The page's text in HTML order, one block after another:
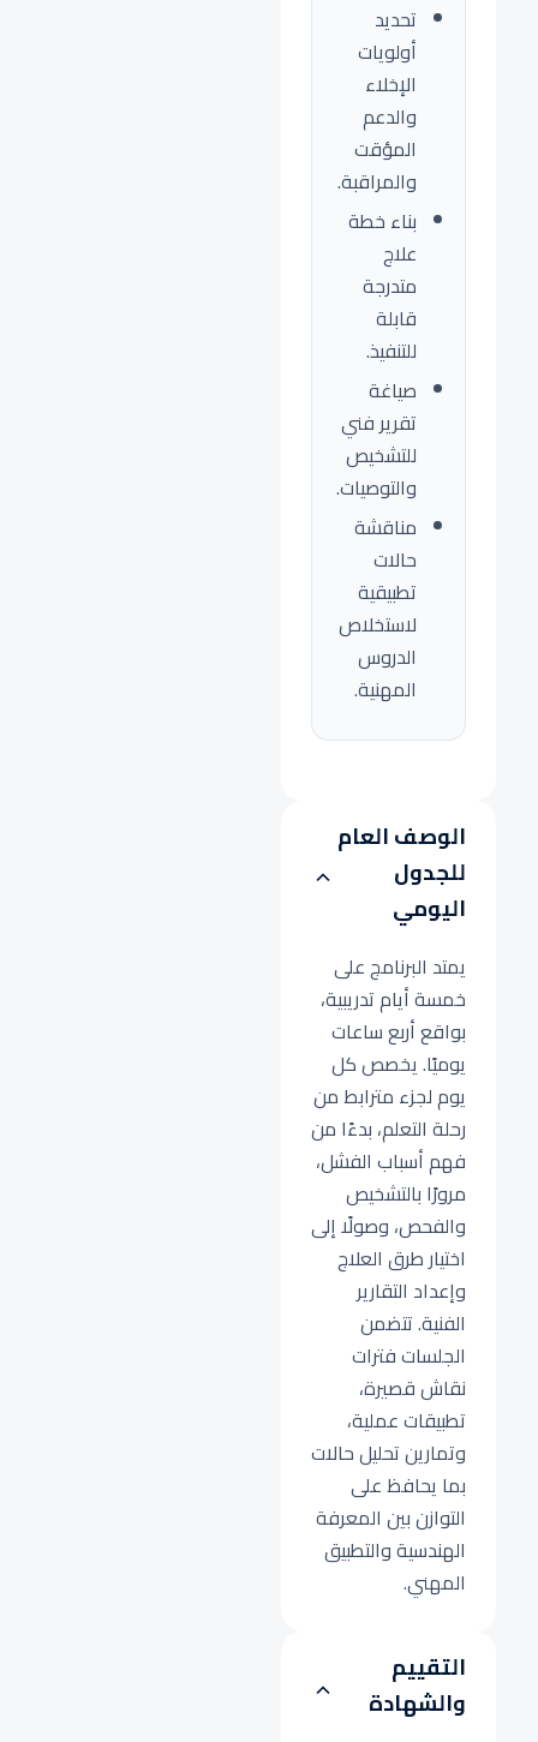
تحديد
أولويات
الإخلاء
والدعم
المؤقت
والمراقبة.
بناء خطة
علاج
متدرجة
قابلة
للتنفيذ.
صياغة
تقرير فني
للتشخيص
والتوصيات.
مناقشة
حالات
تطبيقية
لاستخلاص
الدروس
المهنية.
الوصف العام
للجدول
اليومي
يمتد البرنامج على
خمسة أيام تدريبية،
بواقع أربع ساعات
يوميًا. يخصص كل
يوم لجزء مترابط من
رحلة التعلم، بدءًا من
فهم أسباب الفشل،
مرورًا بالتشخيص
والفحص، وصولًا إلى
اختيار طرق العلاج
وإعداد التقارير
الفنية. تتضمن
الجلسات فترات
نقاش قصيرة،
تطبيقات عملية،
وتمارين تحليل حالات
بما يحافظ على
التوازن بين المعرفة
الهندسية والتطبيق
المهني.
التقييم
والشهادة